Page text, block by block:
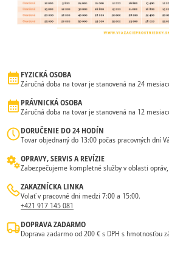
FYZICKÁ OSOBA
Záručná doba na tovar je stanovená na 24
PRÁVNICKÁ OSOBA
Záručná doba na tovar je stanovená na 12
DORUČENIE DO 24 HODÍN
Tovar objednaný do 13:00 počas pracovných dní
OPRAVY, SERVIS A REVÍZIE
Zabezpečujeme kompletné služby v oblasti
ZAKAZNÍCKA LINKA
Volať v pracovné dni medzi 7:00 a 15:00.
+421 917 145 081
DOPRAVA ZADARMO
Doprava zadarmo od 200 € s DPH s hmotnosťou